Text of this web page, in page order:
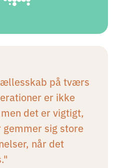
på tværs
er ikke
det er vigtigt,
gemmer sig store
når det